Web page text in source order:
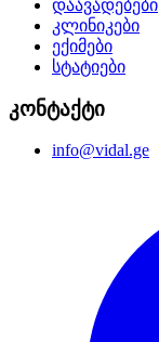
დაავადებები
კლინიკები
ექიმები
სტატიები
კონტაქტი
info@vidal.ge